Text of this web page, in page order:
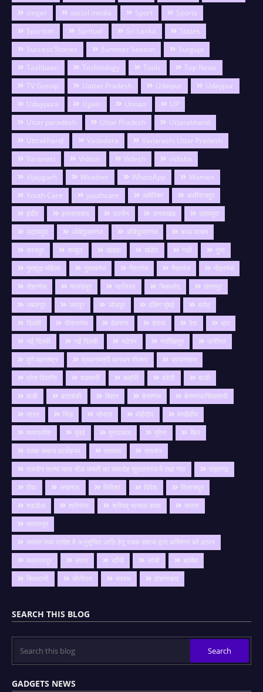
singer
social media Sport
Sports
Sportsm
Spritual Sri Lanka
States
Success Stories
Summer Season
Surguja
Taalibaan
Technology Tools
Top News
TV Gossip
Uattar Pradesh Udaipur
Udaypur
Udaypura
Ujjain Unnao
UP
Uttar paradesh
Uttar Pradesh
Uttarakhand
Uttrakhand
Vadodara
Vanarashi Uttar Pradesh
Varanasi
Videos Videsh
vidisha
Vijaygarh
Weather WhatsApp
Women
Youth Care
youthcare अमेरिका
अलीराजपुर
इंदौर
इस्लामाबाद उज्जैन उत्तराखंड
उदयपुरा
उदायपुरा
ओबेदुल्लागंज औबेदुल्लागंज
कथा वाचन
कानपुर
काबुल खंडवा खंडेरा गङी
गुना
गुमशुदा महिला
गुलाबगंज गैतरगंज गैरतगंज
गोहरगंज
गौहरगंज
ग्यारसपुर ग्वालियर चिकलोद
छतरपुर
जबलपुर
जयपुर जोधपुर दक्षिण मुंबई
दमोह
दिल्ली
दीवानगंज देवनगर देवास देश
धार
नई दिल्ली
नई दिल्ली नटेरन नरसिंहपुर
पानीपत
पुणे महाराष्ट्र
प्रधानमंत्री मानधन योजना
प्रयागराज
प्रेस विज्ञप्ति
बङवानी बम्होरी बरेली
बाङी
बाडी
बाराबंकी बिहार बेगमगंज
बेगमगंज/सिलवानी
भारत
भिंड भोपाल मंडीदीप
मण्डीदीप
मध्यप्रदेश
मुंबई मुरादाबाद मुरैना
मैहर
रजक समाज कार्यक्रम
रतलाम
रायसेन
रायसेन तात्या मामा भील जयंती का समारोह सुल्तानगंज में रखा गया
राहतगढ़
रीवा
लखनऊ विदिशा विदेश
विलासपुर
शहडोल
श्रीनगर श्रीमद् भागवत कथा
सतना
सतलापुर
समस्त मध्य प्रदेश मै अनुसूचित जाति हेतु रजक समाज द्वारा कमिश्नर को ज्ञापन
सलामतपुर
सागर साँची सांची
सांचेत
सिलवानी
सोनीपत स्वस्थ होशंगाबाद
SEARCH THIS BLOG
GADGETS NEWS